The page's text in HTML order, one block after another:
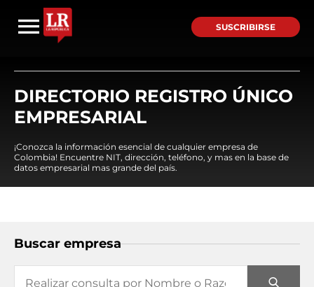
SUSCRIBIRSE
DIRECTORIO REGISTRO ÚNICO
EMPRESARIAL
¡Conozca la información esencial de cualquier empresa de
Colombia! Encuentre NIT, dirección, teléfono, y mas en la base de
datos empresarial mas grande del país.
Buscar empresa